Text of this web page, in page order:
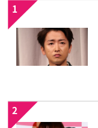
1
2